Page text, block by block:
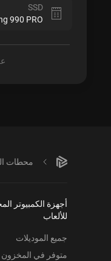
SSD
990 PRO
محطات
أجهزة الكمبيوتر
للألعاب
جميع الموديلات
متوفر في المخزون